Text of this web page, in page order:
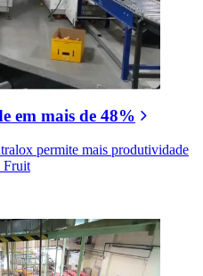
em mais de 48%
permite mais produtividade
Fruit